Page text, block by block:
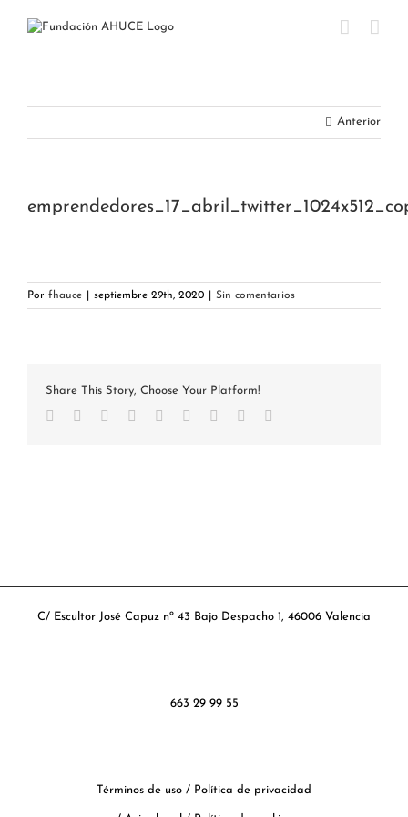
Anterior
Por fhauce septiembre 29th, 2020 Sin comentarios
Share This Story, Choose Your Platform!
Facebook
TwitterReddit LinkedInWhatsApp
TumblrPinterest
C/ Escultor José Capuz nº 43 Bajo Despacho 1, 46006 Valencia
663 29 99 55
Términos de uso / Política de privacidad